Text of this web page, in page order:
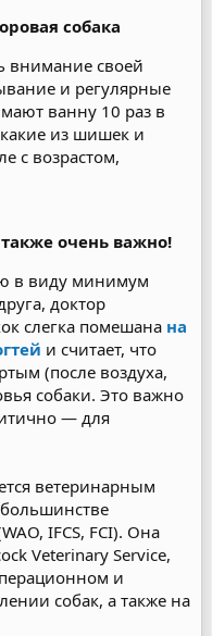
собака
внимание своей
и регулярные
ванну 10 раз в
из шишек и
с возрастом,
очень важно!
в виду минимум
доктор
слегка помешана на
и считает, что
(после воздуха,
собаки. Это важно
— для
ветеринарным
IFCS, FCI). Она
Veterinary Service,
и
собак, а также на